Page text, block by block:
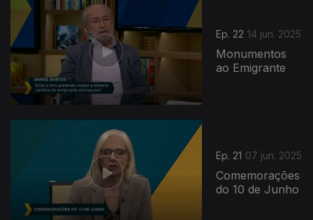
Ep. 22 14 jun. 2025
Monumentos
ao Emigrante
Ep. 21 07 jun. 2025
Comemorações
do 10 de Junho